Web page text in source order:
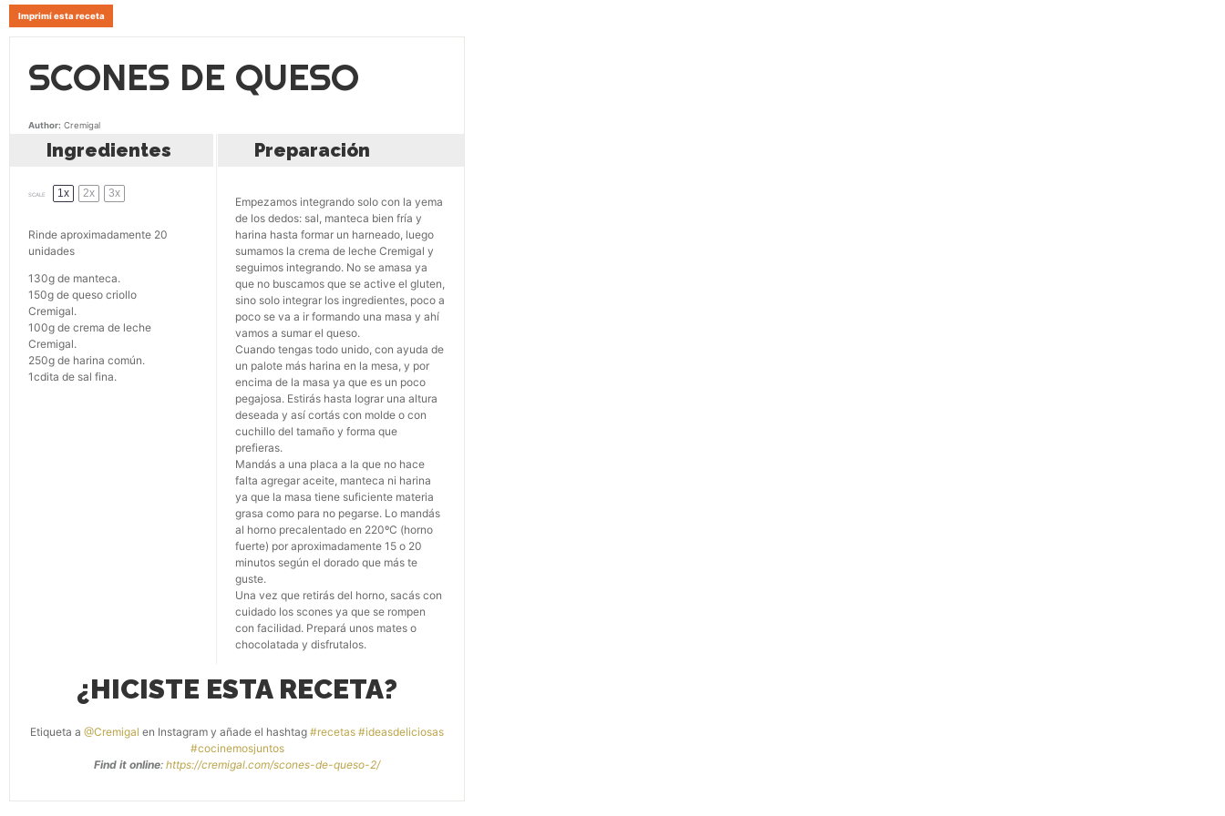
Imprimí esta receta
SCONES DE QUESO
Author: Cremigal
Ingredientes
SCALE 1x 2x 3x
Rinde aproximadamente 20
unidades
130g de manteca.
150g de queso criollo
Cremigal.
100g de crema de leche
Cremigal.
250g de harina común.
1cdita de sal fina.
Preparación
Empezamos integrando solo con la yema
de los dedos: sal, manteca bien fría y
harina hasta formar un harneado, luego
sumamos la crema de leche Cremigal y
seguimos integrando. No se amasa ya
que no buscamos que se active el gluten,
sino solo integrar los ingredientes, poco a
poco se va a ir formando una masa y ahí
vamos a sumar el queso.
Cuando tengas todo unido, con ayuda de
un palote más harina en la mesa, y por
encima de la masa ya que es un poco
pegajosa. Estirás hasta lograr una altura
deseada y así cortás con molde o con
cuchillo del tamaño y forma que
prefieras.
Mandás a una placa a la que no hace
falta agregar aceite, manteca ni harina
ya que la masa tiene suficiente materia
grasa como para no pegarse. Lo mandás
al horno precalentado en 220ºC (horno
fuerte) por aproximadamente 15 o 20
minutos según el dorado que más te
guste.
Una vez que retirás del horno, sacás con
cuidado los scones ya que se rompen
con facilidad. Prepará unos mates o
chocolatada y disfrutalos.
¿HICISTE ESTA RECETA?
Etiqueta a @Cremigal en Instagram y añade el hashtag #recetas #ideasdeliciosas
#cocinemosjuntos
Find it online: https://cremigal.com/scones-de-queso-2/